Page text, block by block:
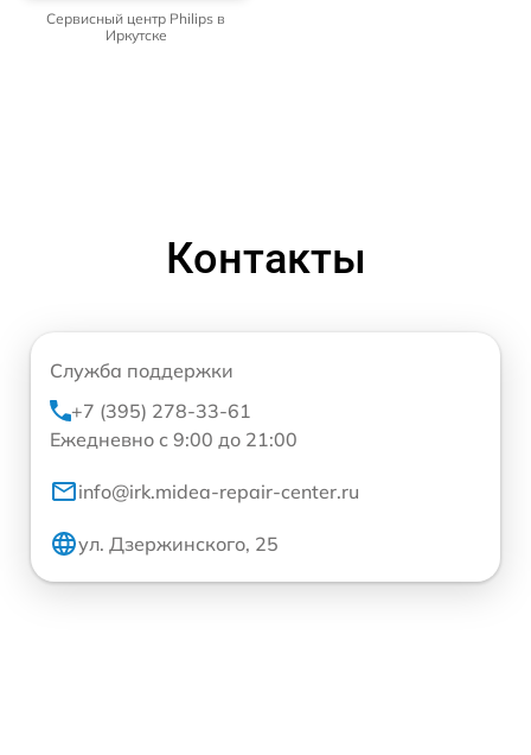
Сервисный центр Philips в
Иркутске
Контакты
Служба поддержки
+7 (395) 278-33-61
Ежедневно с 9:00 до 21:00
info@irk.midea-repair-center.ru
ул. Дзержинского, 25